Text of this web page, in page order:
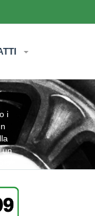
i
un